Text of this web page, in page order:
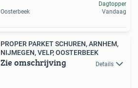
Oosterbeek
Dagtopper
Vandaag
PROPER PARKET SCHUREN, ARNHEM,
NIJMEGEN, VELP, OOSTERBEEK
Zie omschrijving Details